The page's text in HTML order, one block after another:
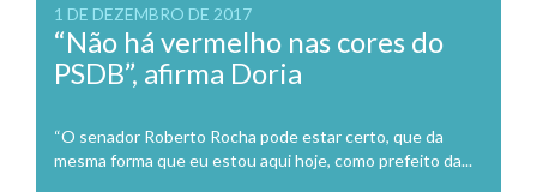
1 DE DEZEMBRO DE 2017
“Não há vermelho nas cores do
PSDB”, afirma Doria
“O senador Roberto Rocha pode estar certo, que da
mesma forma que eu estou aqui hoje, como prefeito da...